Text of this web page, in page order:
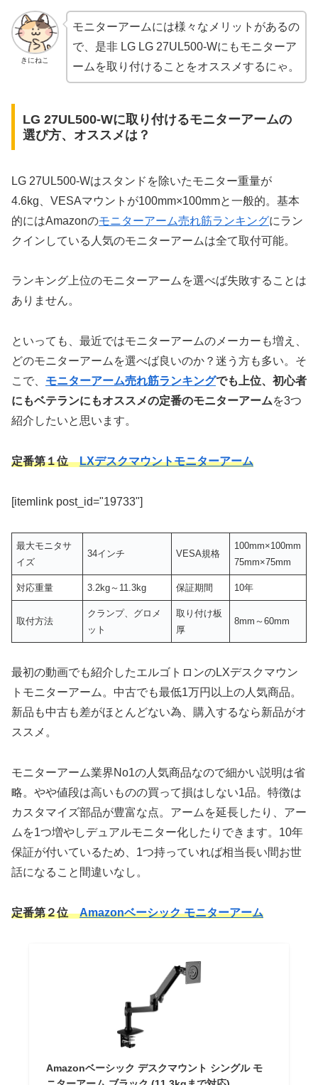
きにねこ
モニターアームには様々なメリットがあるの
で、是非 LG LG 27UL500-Wにもモニターア
ームを取り付けることをオススメするにゃ。
LG 27UL500-Wに取り付けるモニターアームの
選び方、オススメは？
LG 27UL500-Wはスタンドを除いたモニター重量が
4.6kg、VESAマウントが100mm×100mmと一般的。基本
的にはAmazonのモニターアーム売れ筋ランキングにラン
クインしている人気のモニターアームは全て取付可能。
ランキング上位のモニターアームを選べば失敗することは
ありません。
といっても、最近ではモニターアームのメーカーも増え、
どのモニターアームを選べば良いのか？迷う方も多い。そ
こで、 モニターアーム売れ筋ランキングでも上位、初心者
にもベテランにもオススメの定番のモニターアームを3つ
紹介したいと思います。
定番第１位LXデスクマウントモニターアーム
[itemlink post_id="19733"]
最大モニタサ
イズ
34インチ VESA規格
100mm×100mm
75mm×75mm
対応重量 3.2kg～11.3kg 保証期間 10年
取付方法
クランプ、グロメ
ット
取り付け板
厚
8mm～60mm
最初の動画でも紹介したエルゴトロンのLXデスクマウン
トモニターアーム。中古でも最低1万円以上の人気商品。
新品も中古も差がほとんどない為、購入するなら新品がオ
ススメ。
モニターアーム業界No1の人気商品なので細かい説明は省
略。やや値段は高いものの買って損はしない1品。特徴は
カスタマイズ部品が豊富な点。アームを延長したり、アー
ムを1つ増やしデュアルモニター化したりできます。10年
保証が付いているため、1つ持っていれば相当長い間お世
話になること間違いなし。
定番第２位Amazonベーシック モニターアーム
Amazonベーシック デスクマウント シングル モ